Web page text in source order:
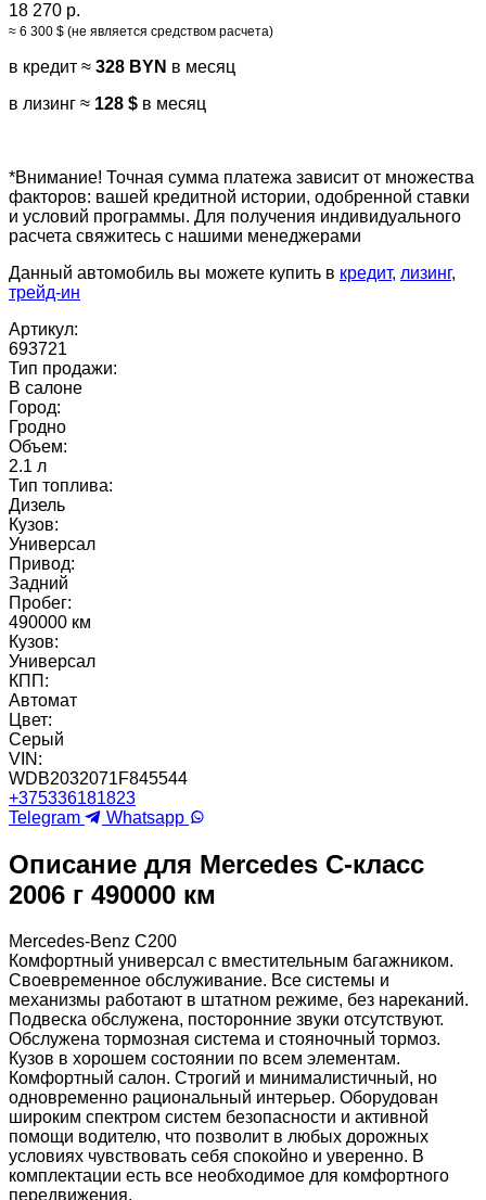
18 270 р.
≈ 6 300 $ (не является средством расчета)
в кредит ≈ 328 BYN в месяц
в лизинг ≈ 128 $ в месяц
*Внимание! Точная сумма платежа зависит от множества
факторов: вашей кредитной истории, одобренной ставки
и условий программы. Для получения индивидуального
расчета свяжитесь с нашими менеджерами
Данный автомобиль вы можете купить в кредит, лизинг,
трейд-ин
Артикул:
693721
Тип продажи:
В салоне
Город:
Гродно
Объем:
2.1 л
Тип топлива:
Дизель
Кузов:
Универсал
Привод:
Задний
Пробег:
490000 км
Кузов:
Универсал
КПП:
Автомат
Цвет:
Серый
VIN:
WDB2032071F845544
+375336181823
Telegram
Whatsapp
Описание для Mercedes C-класс
2006 г 490000 км
Mercedes-Benz С200
Комфортный универсал с вместительным багажником.
Своевременное обслуживание. Все системы и
механизмы работают в штатном режиме, без нареканий.
Подвеска обслужена, посторонние звуки отсутствуют.
Обслужена тормозная система и стояночный тормоз.
Кузов в хорошем состоянии по всем элементам.
Комфортный салон. Строгий и минималистичный, но
одновременно рациональный интерьер. Оборудован
широким спектром систем безопасности и активной
помощи водителю, что позволит в любых дорожных
условиях чувствовать себя спокойно и уверенно. В
комплектации есть все необходимое для комфортного
передвижения.